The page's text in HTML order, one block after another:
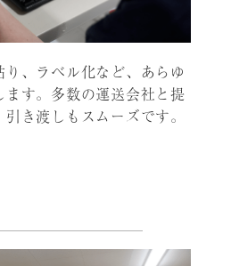
、ラベル化など、あらゆ
ます。多数の運送会社と提
き渡しもスムーズです。